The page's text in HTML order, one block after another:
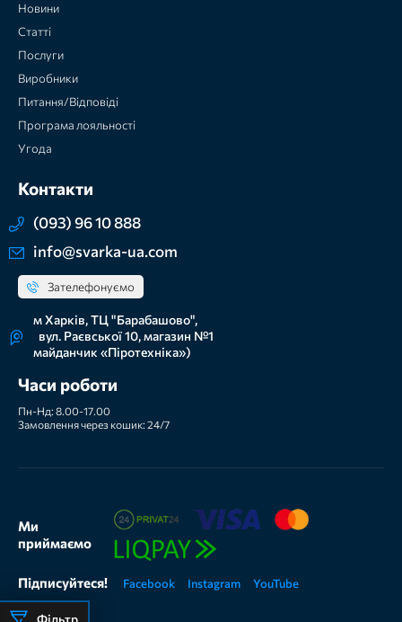
Фільтр
Новини
Статті
Послуги
Виробники
Питання/Відповіді
Програма лояльності
Угода
Контакти
(093) 96 10 888
info@svarka-ua.com
Зателефонуємо
м Харків, ТЦ "Барабашово",
вул. Раєвської 10, магазин №1
майданчик «Піротехніка»)
Часи роботи
Пн-Нд: 8.00-17.00
Замовлення через кошик: 24/7
Ми
приймаємо
Підписуйтеся! Facebook Instagram YouTube